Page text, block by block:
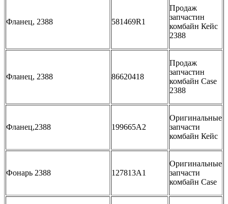
Фланец, 2388 581469R1
Продаж
запчастин
комбайн Кейс
2388
Фланец, 2388 86620418
Продаж
запчастин
комбайн Case
2388
Фланец,2388 199665A2
Оригинальные
запчасти
комбайн Кейс
Фонарь 2388 127813A1
Оригинальные
запчасти
комбайн Case